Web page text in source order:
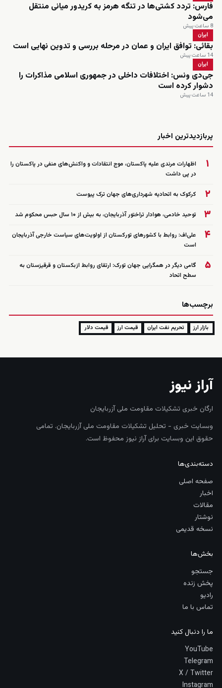
فارس: تردد کشتی‌ها در تنگه هرمز به کریدور میانی منتقل
می‌شود
8 ساعت پیش
ایران
بقائی: توافق ایران و عمان در مرحله بررسی و تدوین نهایی است
14 ساعت پیش
ایران
جی‌دی ونس: اختلافات داخلی در جمهوری اسلامی مذاکرات را
دشوار کرده است
14 ساعت پیش
پربازدیدترین اخبار
۱
اظهارات مرندی علیه پاکستان، موج انتقادات و واکنش‌های منفی در پاکستان را
در پی داشت
۲ کرکوک به اتحادیه شهرداری‌های جهان ترک پیوست
۳ توحید خادمی، هوادار تراختور آذربایجان، به بیش از ۱۰ سال حبس محکوم شد
۴
علی‌اف: روابط با کشورهای تورکستان از اولویت‌های سیاست خارجی آذربایجان
است
۵
گامی دیگر در همگرایی جهان تورک: ارتقای روابط ازبکستان و قرقیزستان به
سطح اتحاد
برچسب‌ها
بازار ارز تحریم نفت ایران قیمت ارز قیمت دلار
آراز نیوز
ارگان خبری تشکیلات مقاومت ملی آزربایجان
وبسایت خبری - تحلیل تشکیلات مقاومت ملی آزربایجان. تمامی
حقوق این وبسایت برای آراز نیوز محفوظ است.
دسته‌بندی‌ها
صفحه اصلی
اخبار
مقالات
نوشتار
نسخه قدیمی
بخش‌ها
جستجو
پخش زنده
رادیو
تماس با ما
ما را دنبال کنید
YouTube
Telegram
X / Twitter
Instagram